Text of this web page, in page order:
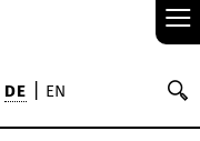
≡
DE EN